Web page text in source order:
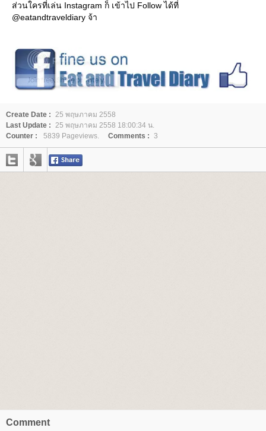
ส่วนใครที่เล่น Instagram ก็ เข้าไป Follow ได้ที่
@eatandtraveldiary จ้า
Create Date :
25 พฤษภาคม 2558
Last Update :
25 พฤษภาคม 2558 18:00:34 น.
Counter :
5839 Pageviews. Comments : 3
Comment